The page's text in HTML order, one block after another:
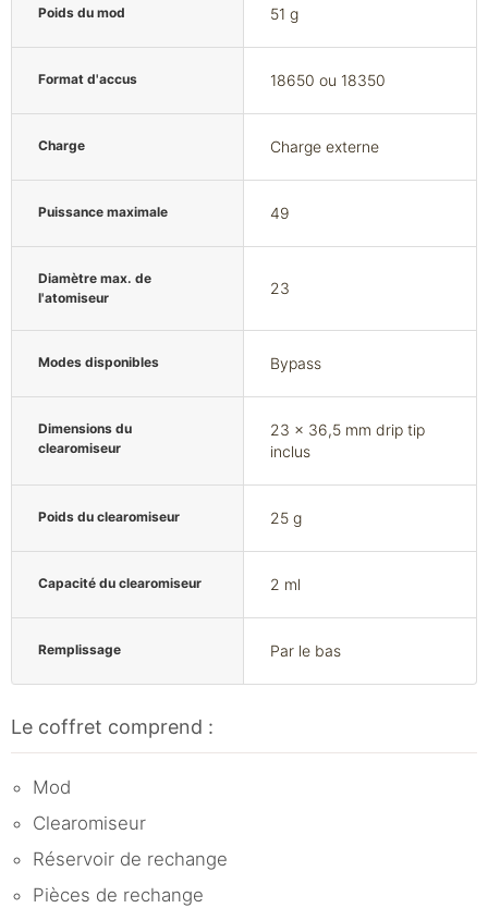
Poids du mod 51 g
Format d'accus 18650 ou 18350
Charge Charge externe
Puissance maximale 49
Diamètre max. de
l'atomiseur
23
Modes disponibles Bypass
Dimensions du
clearomiseur
23 x 36,5 mm drip tip
inclus
Poids du clearomiseur 25 g
Capacité du clearomiseur 2 ml
Remplissage Par le bas
Le coffret comprend :
Mod
Clearomiseur
Réservoir de rechange
Pièces de rechange